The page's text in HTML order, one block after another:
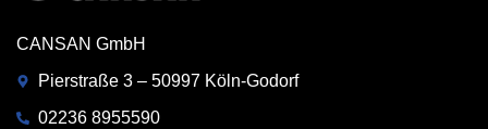
CANSAN GmbH
Pierstraße 3 – 50997 Köln-Godorf
02236 8955590